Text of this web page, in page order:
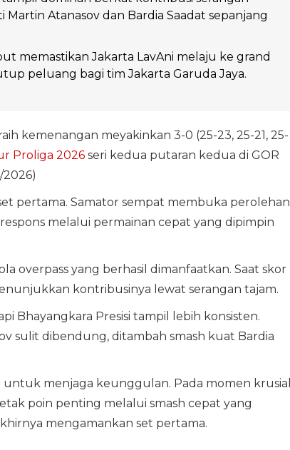
Martin Atanasov dan Bardia Saadat sepanjang
memastikan Jakarta LavAni melaju ke grand
peluang bagi tim Jakarta Garuda Jaya.
kemenangan meyakinkan 3-0 (25-23, 25-21, 25-
Proliga 2026seri kedua putaran kedua di GOR
2026)
pertama. Samator sempat membuka perolehan
melalui permainan cepat yang dipimpin
overpass yang berhasil dimanfaatkan. Saat skor
kontribusinya lewat serangan tajam.
Bhayangkara Presisi tampil lebih konsisten.
sulit dibendung, ditambah smash kuat Bardia
menjaga keunggulan. Pada momen krusial
poin penting melalui smash cepat yang
mengamankan set pertama.